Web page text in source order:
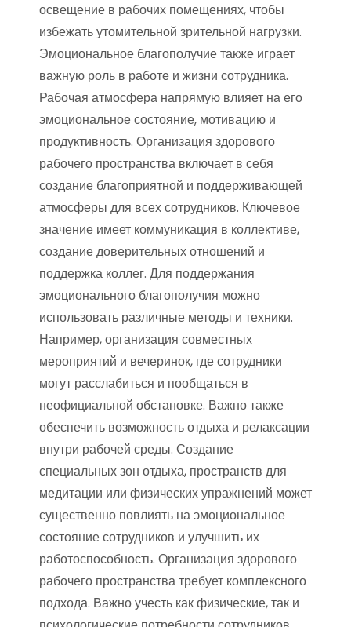
освещение в рабочих помещениях, чтобы
избежать утомительной зрительной нагрузки.
Эмоциональное благополучие также играет
важную роль в работе и жизни сотрудника.
Рабочая атмосфера напрямую влияет на его
эмоциональное состояние, мотивацию и
продуктивность. Организация здорового
рабочего пространства включает в себя
создание благоприятной и поддерживающей
атмосферы для всех сотрудников. Ключевое
значение имеет коммуникация в коллективе,
создание доверительных отношений и
поддержка коллег. Для поддержания
эмоционального благополучия можно
использовать различные методы и техники.
Например, организация совместных
мероприятий и вечеринок, где сотрудники
могут расслабиться и пообщаться в
неофициальной обстановке. Важно также
обеспечить возможность отдыха и релаксации
внутри рабочей среды. Создание
специальных зон отдыха, пространств для
медитации или физических упражнений может
существенно повлиять на эмоциональное
состояние сотрудников и улучшить их
работоспособность. Организация здорового
рабочего пространства требует комплексного
подхода. Важно учесть как физические, так и